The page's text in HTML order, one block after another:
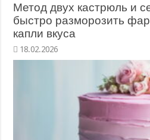
Метод двух кастрюль и
быстро разморозить
капли вкуса
18.02.2026